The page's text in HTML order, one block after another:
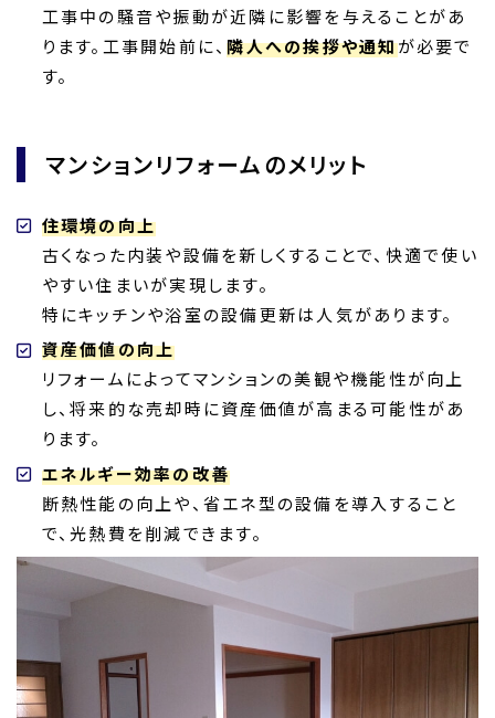
工事中の騒音や振動が近隣に影響を与えることがあ
ります。工事開始前に、隣人への挨拶や通知が必要で
す。
マンションリフォームのメリット
住環境の向上
古くなった内装や設備を新しくすることで、快適で使い
やすい住まいが実現します。
特にキッチンや浴室の設備更新は人気があります。
資産価値の向上
リフォームによってマンションの美観や機能性が向上
し、将来的な売却時に資産価値が高まる可能性があ
ります。
エネルギー効率の改善
断熱性能の向上や、省エネ型の設備を導入すること
で、光熱費を削減できます。